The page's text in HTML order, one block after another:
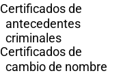
Certificados de
antecedentes
criminales
Certificados de
cambio de nombre